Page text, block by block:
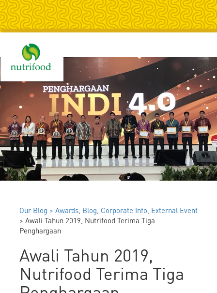
Our Blog > Awards Blog Corporate Info External Event
> Awali Tahun 2019, Nutrifood Terima Tiga
Penghargaan
Awali Tahun 2019,
Nutrifood Terima Tiga